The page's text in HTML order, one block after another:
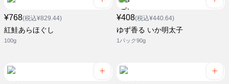
¥768(税込¥829.44)
紅鮭あらほぐし
100g
¥408(税込¥440.64)
ゆず香る いか明太子
1パック90g